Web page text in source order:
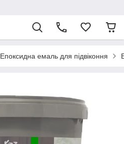
Епоксидна емаль для підвіконня